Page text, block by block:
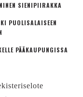
SIENIPIIRAKKA
PUOLISALAISEEN
PÄÄKAUPUNGISSA